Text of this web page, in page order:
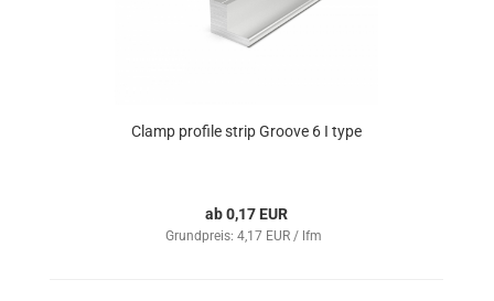
Clamp profile strip Groove 6 I type
ab 0,17 EUR
Grundpreis: 4,17 EUR / lfm